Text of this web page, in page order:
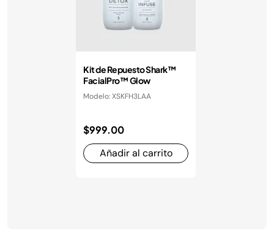
Kit de Repuesto Shark™
FacialPro™ Glow
Modelo: XSKFH3LAA
$999.00
Añadir al carrito